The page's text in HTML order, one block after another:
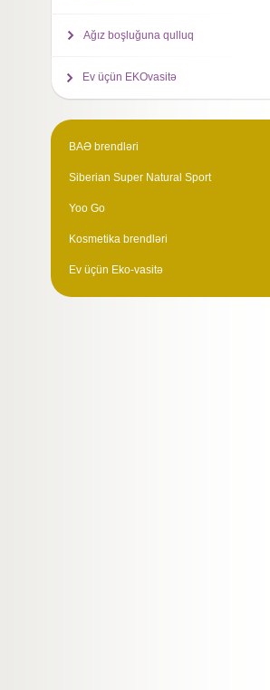
Ağız boşluğuna qulluq
Ev üçün EKOvasitə
BAƏ brendləri
Siberian Super Natural Sport
Yoo Go
Kosmetika brendləri
Ev üçün Eko-vasitə